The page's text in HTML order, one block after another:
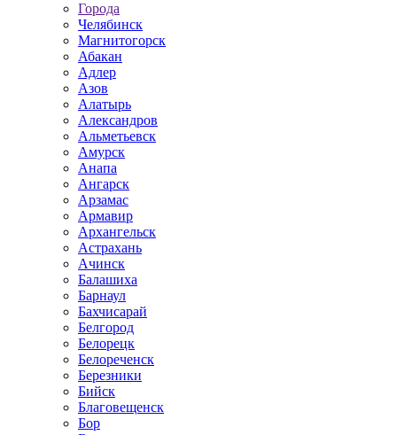
Города
Челябинск
Магнитогорск
Абакан
Адлер
Азов
Алатырь
Александров
Альметьевск
Амурск
Анапа
Ангарск
Арзамас
Армавир
Архангельск
Астрахань
Ачинск
Балашиха
Барнаул
Бахчисарай
Белгород
Белорецк
Белореченск
Березники
Бийск
Благовещенск
Бор